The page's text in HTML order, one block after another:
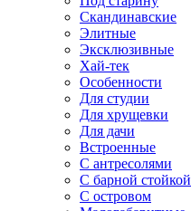
Скандинавские
Элитные
Эксклюзивные
Хай-тек
Особенности
Для студии
Для хрущевки
Для дачи
Встроенные
С антресолями
С барной стойкой
С островом